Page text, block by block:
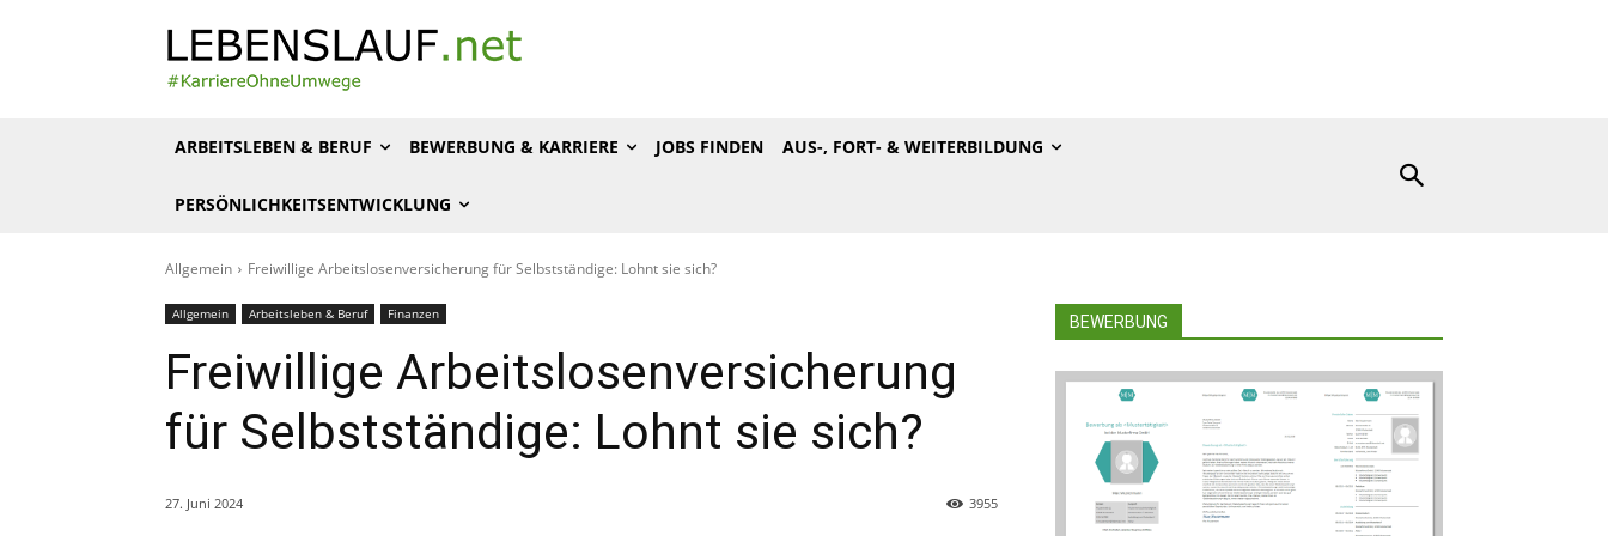
ARBEITSLEBEN & BERUF BEWERBUNG & KARRIERE JOBS FINDEN AUS-, FORT- & WEITERBILDUNG
PERSÖNLICHKEITSENTWICKLUNG
Allgemein Freiwillige Arbeitslosenversicherung für Selbstständige: Lohnt sie sich?
Allgemein Arbeitsleben & Beruf Finanzen
Freiwillige Arbeitslosenversicherung
für Selbstständige: Lohnt sie sich?
27. Juni 2024 3955
BEWERBUNG